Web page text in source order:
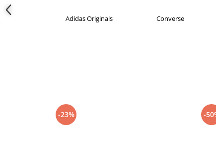
Converse crocs
-23% -